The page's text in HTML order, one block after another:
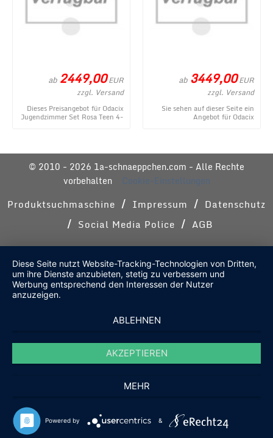
ab 2449,00EUR
zzgl. Versand
Dieses Preisangebot für Odacix
Jugendzimmer Set Rosa Teen 4-
ab 3449,00EUR
zzgl. Versand
Sie sehen auf dieser Seite ein
Angebot für Odacix
© 2010 - 2026 1a-schnaeppchen.com - Alle Rechte
vorbehalten
Cookie-Einstellungen
Produktsuchmaschine / Impressum / Datenschutz
/ Social Media Police / AGB
Diese Seite nutzt Website-Tracking-Technologien von Dritten,
um ihre Dienste anzubieten, stetig zu verbessern und
Werbung entsprechend den Interessen der Nutzer
anzuzeigen.
ABLEHNEN
AKZEPTIEREN
MEHR
Powered by &